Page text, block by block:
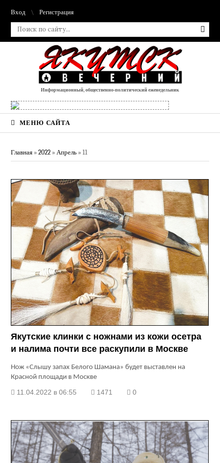
Вход Регистрация
Информационный, общественно-политический еженедельник
МЕНЮ САЙТА
Главная »2022 » Апрель » 11
Якутские клинки с ножнами из кожи осетра
и налима почти все раскупили в Москве
Нож «Слышу запах Белого Шамана» будет выставлен на
Красной площади в Москве
11.04.2022 в 06:55 1471 0